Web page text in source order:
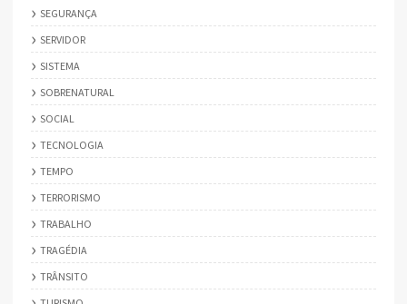
SEGURANÇA
SERVIDOR
SISTEMA
SOBRENATURAL
SOCIAL
TECNOLOGIA
TEMPO
TERRORISMO
TRABALHO
TRAGÉDIA
TRÂNSITO